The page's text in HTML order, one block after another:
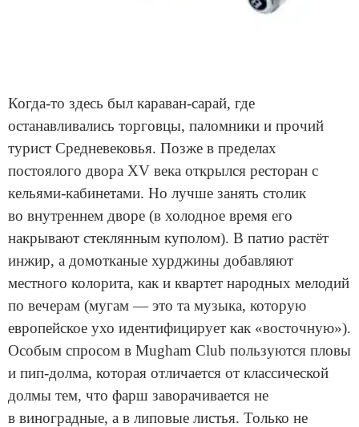
Когда-то здесь был караван-сарай, где
останавливались торговцы, паломники и прочий
турист Средневековья. Позже в пределах
постоялого двора XV века открылся ресторан с
кельями-кабинетами. Но лучше занять столик
во внутреннем дворе (в холодное время его
накрывают стеклянным куполом). В патио растёт
инжир, а домотканые хурджины добавляют
местного колорита, как и квартет народных мелодий
по вечерам (мугам — это та музыка, которую
европейское ухо идентифицирует как «восточную»).
Особым спросом в Mugham Club пользуются пловы
и пип-долма, которая отличается от классической
долмы тем, что фарш заворачивается не
в виноградные, а в липовые листья. Только не